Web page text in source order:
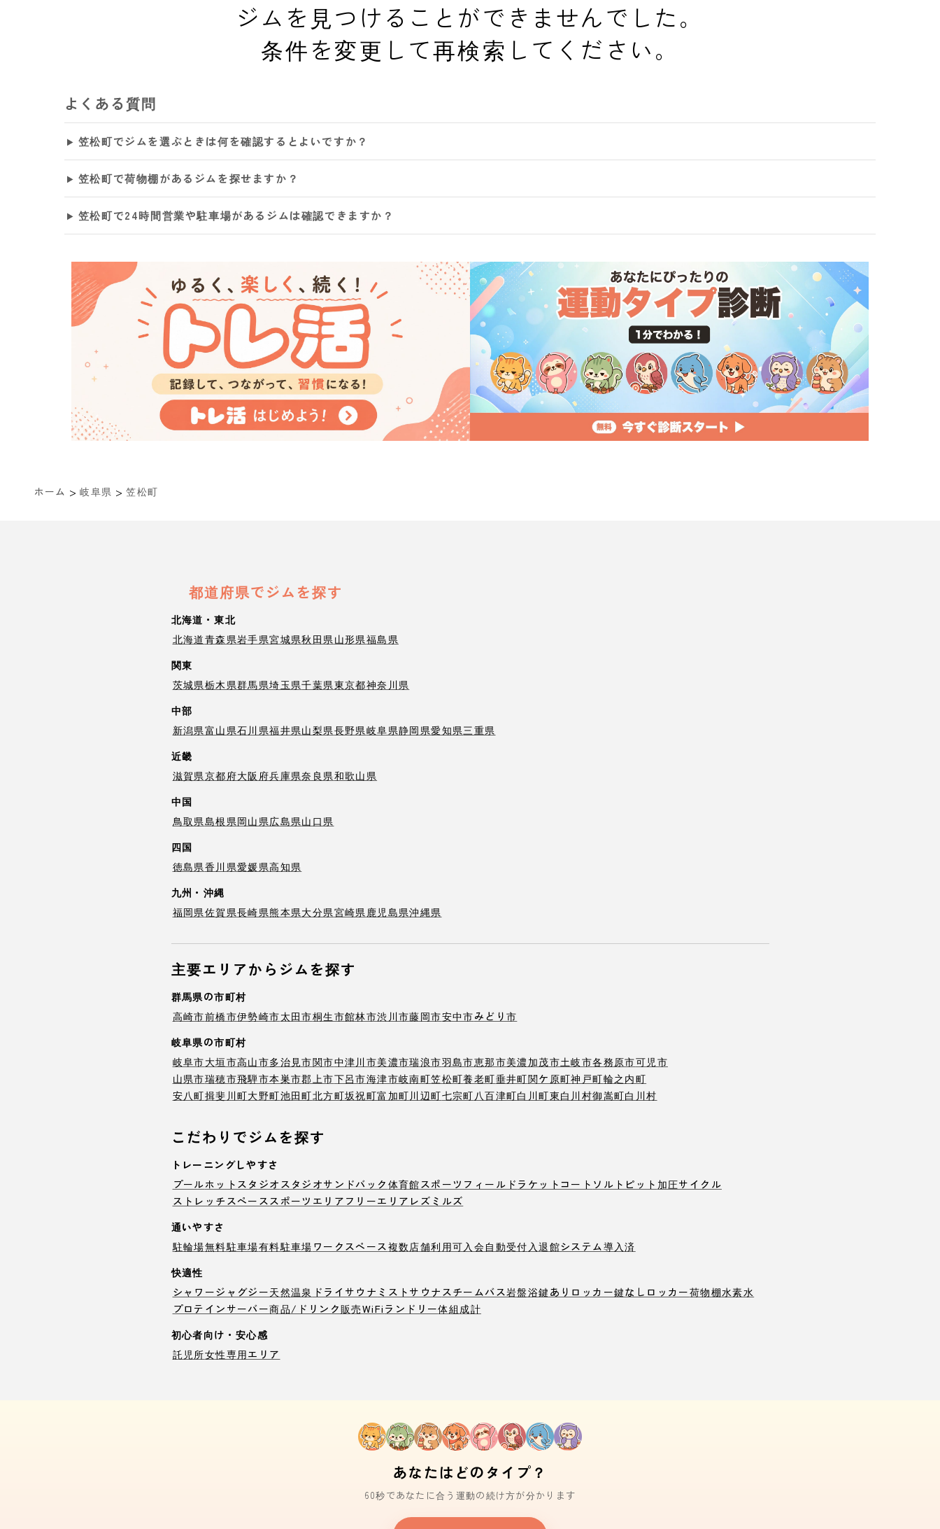
ジムを見つけることができませんでした。
条件を変更して再検索してください。
よくある質問
笠松町でジムを選ぶときは何を確認するとよいですか？
笠松町で荷物棚があるジムを探せますか？
笠松町で24時間営業や駐車場があるジムは確認できますか？
ホーム > 岐阜県 > 笠松町
都道府県でジムを探す
北海道・東北
北海道青森県岩手県宮城県秋田県山形県福島県
関東
茨城県栃木県群馬県埼玉県千葉県東京都神奈川県
中部
新潟県富山県石川県福井県山梨県長野県岐阜県静岡県愛知県三重県
近畿
滋賀県京都府大阪府兵庫県奈良県和歌山県
中国
鳥取県島根県岡山県広島県山口県
四国
徳島県香川県愛媛県高知県
九州・沖縄
福岡県佐賀県長崎県熊本県大分県宮崎県鹿児島県沖縄県
主要エリアからジムを探す
群馬県の市町村
高崎市前橋市伊勢崎市太田市桐生市館林市渋川市藤岡市安中市みどり市
岐阜県の市町村
岐阜市大垣市高山市多治見市関市中津川市美濃市瑞浪市羽島市恵那市美濃加茂市土岐市各務原市可児市
山県市瑞穂市飛騨市本巣市郡上市下呂市海津市岐南町笠松町養老町垂井町関ケ原町神戸町輪之内町
安八町揖斐川町大野町池田町北方町坂祝町富加町川辺町七宗町 八百津町白川町東白川村御嵩町白川村
こだわりでジムを探す
トレーニングしやすさ
プールホットスタジオ スタジオサンドバック 体育館スポーツフィールド ラケットコート ソルトピット 加圧サイクル
ストレッチスペーススポーツエリア フリーエリア レズミルズ
通いやすさ
駐輪場無料駐車場有料駐車場 ワークスペース複数店舗利用可入会自動受付 入退館システム導入済
快適性
シャワージャグジー天然温泉 ドライサウナ ミストサウナ スチームバス岩盤浴鍵ありロッカー鍵なしロッカー荷物棚水素水
プロテインサーバー商品/ドリンク販売WiFi ランドリー体組成計
初心者向け・安心感
託児所女性専用エリア
あなたはどのタイプ？
60秒であなたに合う運動の続け方が分かります